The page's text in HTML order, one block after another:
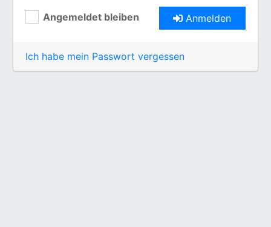
Angemeldet bleiben Anmelden
Ich habe mein Passwort vergessen